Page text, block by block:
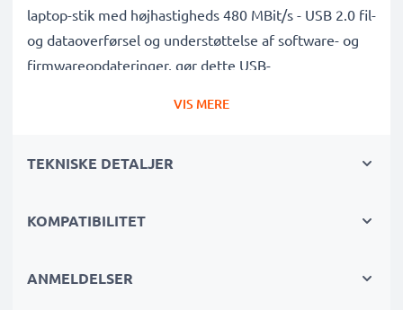
laptop-stik med højhastigheds 480 MBit/s - USB 2.0 fil-
og dataoverførsel og understøttelse af software- og
firmwareopdateringer, gør dette USB-
fotoprinter/dockingstation.
Dataoverførselskabel af høj kvalitet til tilslutning af dit
VIS MERE
TEKNISKE DETALJER
KOMPATIBILITET
ANMELDELSER